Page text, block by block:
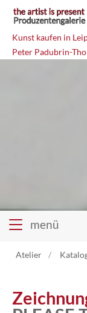
Kunst kaufen in
Peter Padubrin-
menü
Atelier